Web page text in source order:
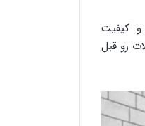
و کیفیت
رو قبل